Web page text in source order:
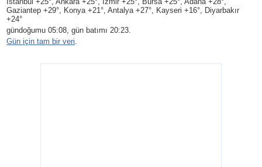
Gaziantep +29°, Konya +21°, Antalya +27°, Kayseri +16°, Diyarbakır
+24°
gündoğumu 05:08, gün batımı 20:23.
Gün için tam bir veri.